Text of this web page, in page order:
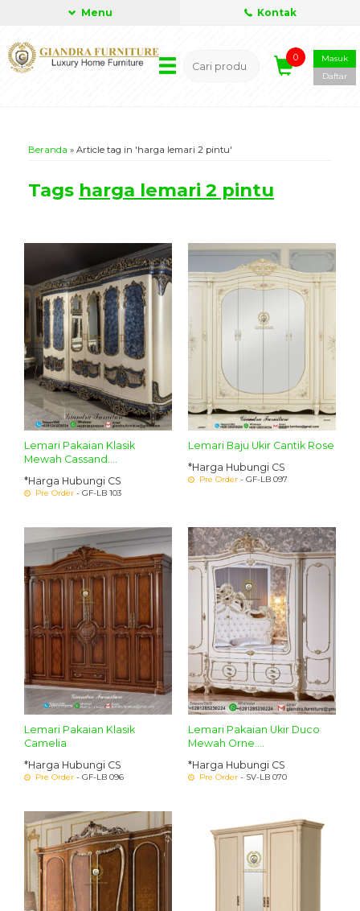
Menu Kontak
0
Masuk
Daftar
Beranda » Article tag in 'harga lemari 2 pintu'
Tags harga lemari 2 pintu
Lemari Pakaian Klasik
Mewah Cassand....
*Harga Hubungi CS
Pre Order - GF-LB 103
Lemari Baju Ukir Cantik Rose
*Harga Hubungi CS
Pre Order - GF-LB 097
Lemari Pakaian Klasik
Camelia
*Harga Hubungi CS
Pre Order - GF-LB 096
Lemari Pakaian Ukir Duco
Mewah Orne....
*Harga Hubungi CS
Pre Order - SV-LB 070